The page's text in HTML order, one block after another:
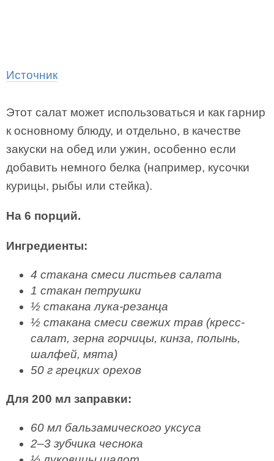
Источник
Этот салат может использоваться и как гарнир
к основному блюду, и отдельно, в качестве
закуски на обед или ужин, особенно если
добавить немного белка (например, кусочки
курицы, рыбы или стейка).
На 6 порций.
Ингредиенты:
4 стакана смеси листьев салата
1 стакан петрушки
½ стакана лука-резанца
½ стакана смеси свежих трав (кресс-
салат, зерна горчицы, кинза, полынь,
шалфей, мята)
50 г грецких орехов
Для 200 мл заправки:
60 мл бальзамического уксуса
2–3 зубчика чеснока